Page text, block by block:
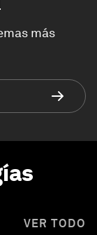
más
VER TODO